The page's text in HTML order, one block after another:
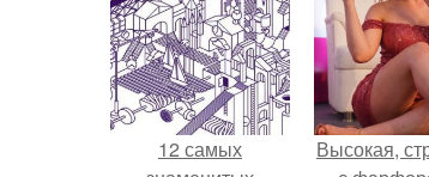
12 самых
Высокая,